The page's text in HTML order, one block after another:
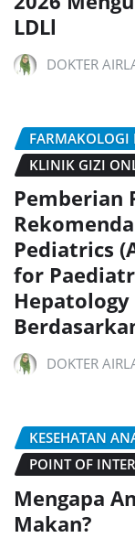
LDLl
DOKTER
KLINIK GIZI
Pemberian
Pediatrics
for
Hepatology
DOKTER
KESEHATAN
POINT OF
Mengapa
Makan?